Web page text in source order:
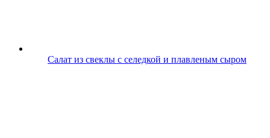
Салат из свеклы с селедкой и плавленым сыром